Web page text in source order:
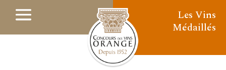
Les Vins
Médaillés